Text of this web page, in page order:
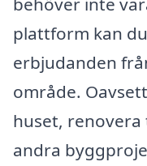
plattform kan
erbjudanden
område.
huset,
andra